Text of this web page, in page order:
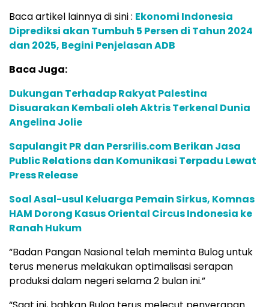
Baca artikel lainnya di sini : Ekonomi Indonesia
Diprediksi akan Tumbuh 5 Persen di Tahun 2024
dan 2025, Begini Penjelasan ADB
Baca Juga:
Dukungan Terhadap Rakyat Palestina
Disuarakan Kembali oleh Aktris Terkenal Dunia
Angelina Jolie
Sapulangit PR dan Persrilis.com Berikan Jasa
Public Relations dan Komunikasi Terpadu Lewat
Press Release
Soal Asal-usul Keluarga Pemain Sirkus, Komnas
HAM Dorong Kasus Oriental Circus Indonesia ke
Ranah Hukum
“Badan Pangan Nasional telah meminta Bulog untuk
terus menerus melakukan optimalisasi serapan
produksi dalam negeri selama 2 bulan ini.”